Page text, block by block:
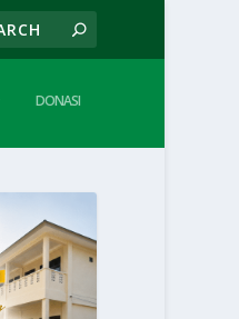
DONASI